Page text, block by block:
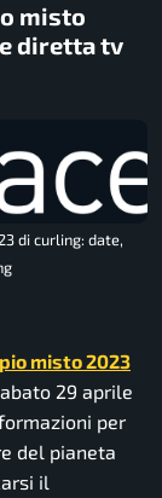
misto
diretta tv
di curling: date,
misto 2023
29 aprile
per
del pianeta
il